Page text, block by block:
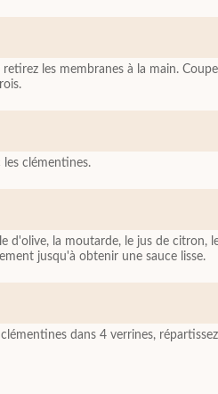
les membranes à la main.
les clémentines.
d'olive, la moutarde, le jus de citron,
jusqu'à obtenir une sauce lisse.
dans 4 verrines,